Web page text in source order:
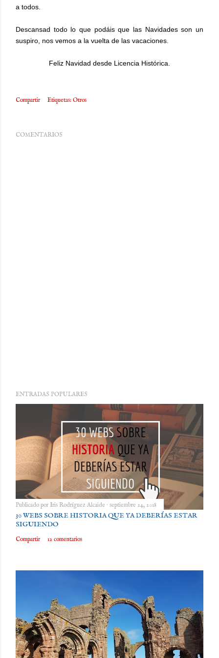
a todos.
Descansad todo lo que podáis que las Navidades son un
suspiro, nos vemos a la vuelta de las vacaciones.
Feliz Navidad desde Licencia Histórica.
Compartir Etiquetas: Otros
COMENTARIOS
ENTRADAS POPULARES
Publicado por Iris Rodríguez Alcaide septiembre 24, 2018
30 WEBS SOBRE HISTORIA QUE YA DEBERÍAS ESTAR
SIGUIENDO
Compartir 12 comentarios